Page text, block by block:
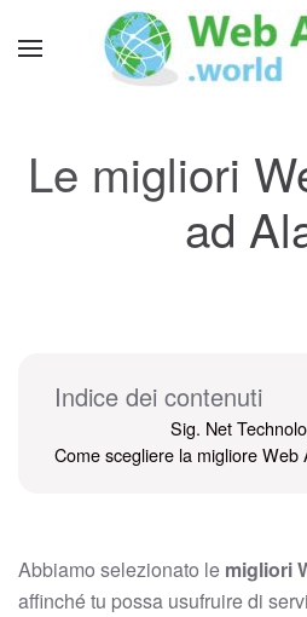
Le migliori
ad
Indice dei contenuti
Sig. Net
Come scegliere la migliore Web
Abbiamo selezionato le migliori
affinché tu possa usufruire di